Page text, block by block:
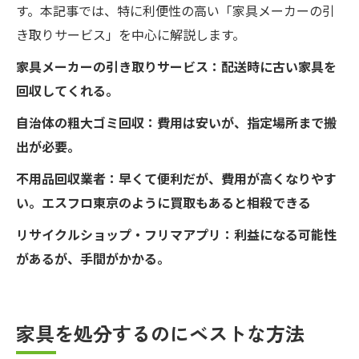
す。本記事では、特に利便性の高い「家具メーカーの引
き取りサービス」を中心に解説します。
家具メーカーの引き取りサービス：配送時に古い家具を
回収してくれる。
自治体の粗大ゴミ回収：費用は安いが、指定場所まで搬
出が必要。
不用品回収業者：早くて便利だが、費用が高くなりやす
い。エスフロ東京のように買取もあると相殺できる
リサイクルショップ・フリマアプリ：利益になる可能性
があるが、手間がかかる。
家具を処分するのにベストな方法